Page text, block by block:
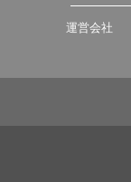
運営会社